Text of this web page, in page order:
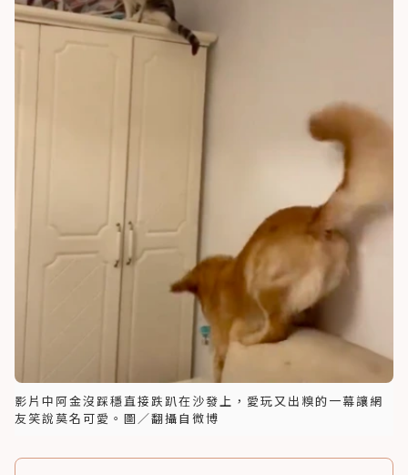
影片中阿金沒踩穩直接跌趴在沙發上，愛玩又出糗的一幕讓網
友笑說莫名可愛。圖／翻攝自微博